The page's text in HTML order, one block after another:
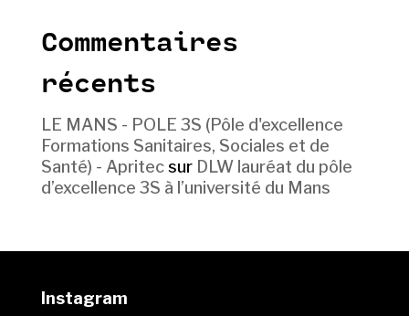
Commentaires
récents
LE MANS - POLE 3S (Pôle d'excellence
Formations Sanitaires, Sociales et de
Santé) - Apritecsur DLW lauréat du pôle
d’excellence 3S à l’université du Mans
Instagram